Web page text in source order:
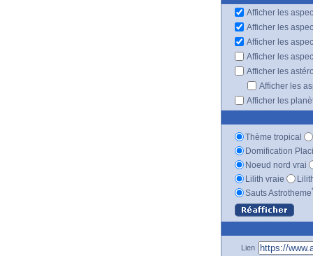
Afficher les
Afficher les
Afficher les
Afficher les
Afficher les
Afficher les
Afficher les
Thème tropical
Domification
Noeud nord vrai
Lilith vraie
Sauts Astrotheme
Lien